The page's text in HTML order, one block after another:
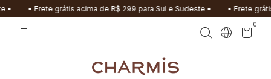
grátis acima de R$ 299 para Sul e Sudeste • • Frete grátis acima de
0